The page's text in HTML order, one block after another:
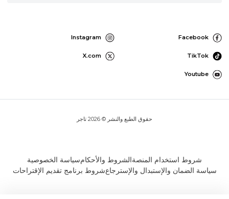
Facebook
Instagram
TikTok
X.com
Youtube
حقوق الطبع والنشر © 2026 تاجر
شروط استخدام المنصةالشروط والأحكامسياسة الخصوصية
سياسة الضمان والإستبدال والإسترجاعشروط برنامج تقديم الإقتراحات